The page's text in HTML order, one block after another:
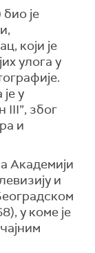
је
који је
улога у
у
III”, због
и
Академији
и
у коме је